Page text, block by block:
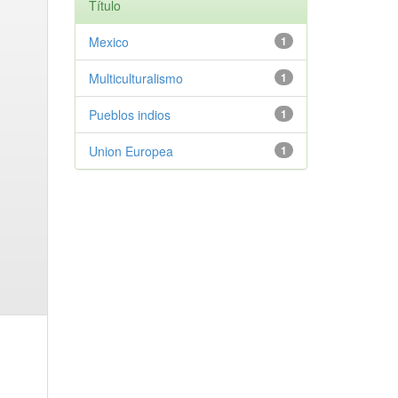
Título
1
Mexico
1
Multiculturalismo
1
Pueblos indios
1
Union Europea